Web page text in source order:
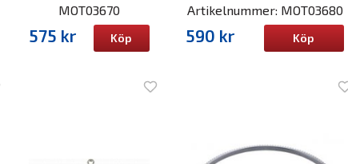
MOT03670
575 kr Köp
Artikelnummer: MOT03680
590 kr Köp